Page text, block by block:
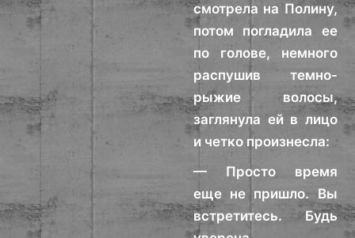
смотрела на Полину,
потом погладила ее
по голове, немного
распушив темно-
рыжие волосы,
заглянула ей в лицо
и четко произнесла:
— Просто время
еще не пришло. Вы
встретитесь. Будь